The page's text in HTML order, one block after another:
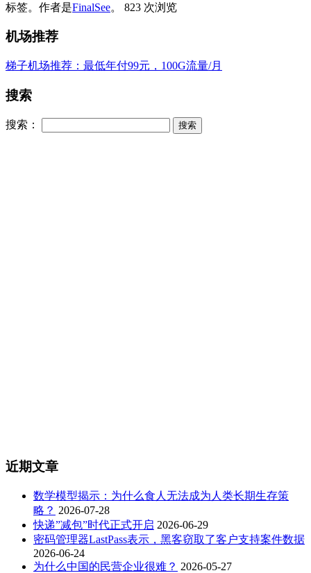
标签。 作者是FinalSee。 823 次浏览
机场推荐
梯子机场推荐：最低年付99元，100G流量/月
搜索
搜索：
近期文章
数学模型揭示：为什么食人无法成为人类长期生存策
略？ 2026-07-28
快递”减包”时代正式开启 2026-06-29
密码管理器LastPass表示，黑客窃取了客户支持案件数据
2026-06-24
为什么中国的民营企业很难？ 2026-05-27